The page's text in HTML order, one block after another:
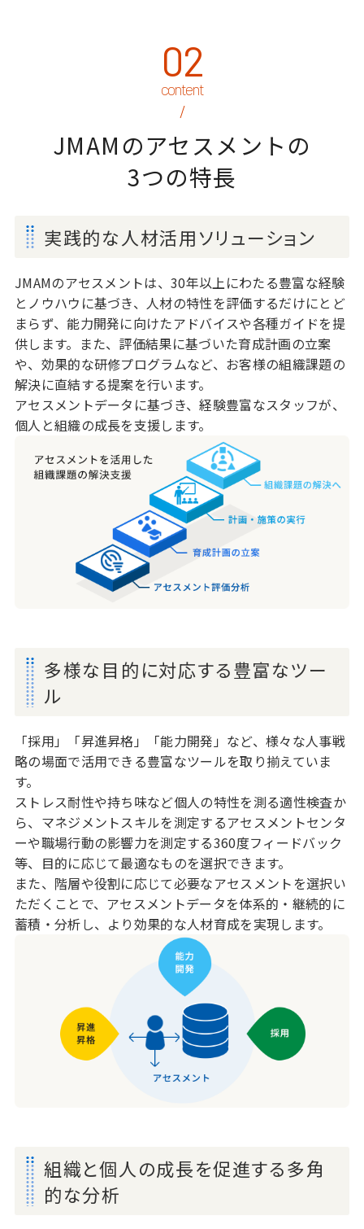
02
JMAMのアセスメントの
3つの特長
実践的な人材活用ソリューション
JMAMのアセスメントは、30年以上にわたる豊富な経験
とノウハウに基づき、人材の特性を評価するだけにとど
まらず、能力開発に向けたアドバイスや各種ガイドを提
供します。また、評価結果に基づいた育成計画の立案
や、効果的な研修プログラムなど、お客様の組織課題の
解決に直結する提案を行います。
アセスメントデータに基づき、経験豊富なスタッフが、
個人と組織の成長を支援します。
多様な目的に対応する豊富なツー
ル
「採用」「昇進昇格」「能力開発」など、様々な人事戦
略の場面で活用できる豊富なツールを取り揃えていま
す。
ストレス耐性や持ち味など個人の特性を測る適性検査か
ら、マネジメントスキルを測定するアセスメントセンタ
ーや職場行動の影響力を測定する360度フィードバック
等、目的に応じて最適なものを選択できます。
また、階層や役割に応じて必要なアセスメントを選択い
ただくことで、アセスメントデータを体系的・継続的に
蓄積・分析し、より効果的な人材育成を実現します。
組織と個人の成長を促進する多角
的な分析